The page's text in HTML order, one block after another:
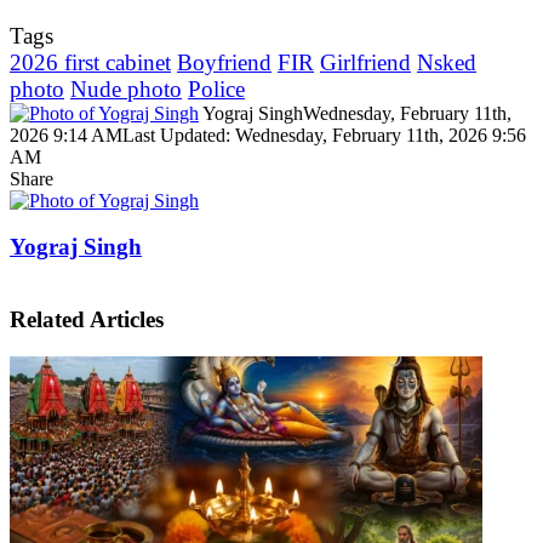
Tags
2026 first cabinet Boyfriend FIR Girlfriend Nsked
photo Nude photo Police
Yograj SinghWednesday, February 11th,
2026 9:14 AMLast Updated: Wednesday, February 11th, 2026 9:56
AM
Share
Facebook
X
LinkedIn
Pinterest
WhatsApp
Telegram
Yograj Singh
Related Articles